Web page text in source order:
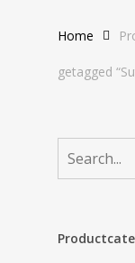
Home
getagged